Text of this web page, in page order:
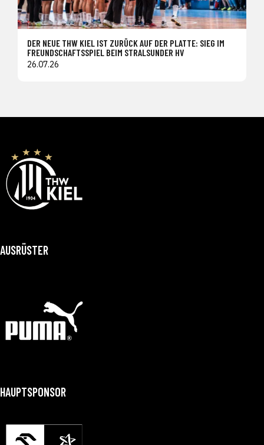
DER NEUE THW KIEL IST ZURÜCK AUF DER PLATTE: SIEG IM
FREUNDSCHAFTSSPIEL BEIM STRALSUNDER HV
26.07.26
AUSRÜSTER
HAUPTSPONSOR